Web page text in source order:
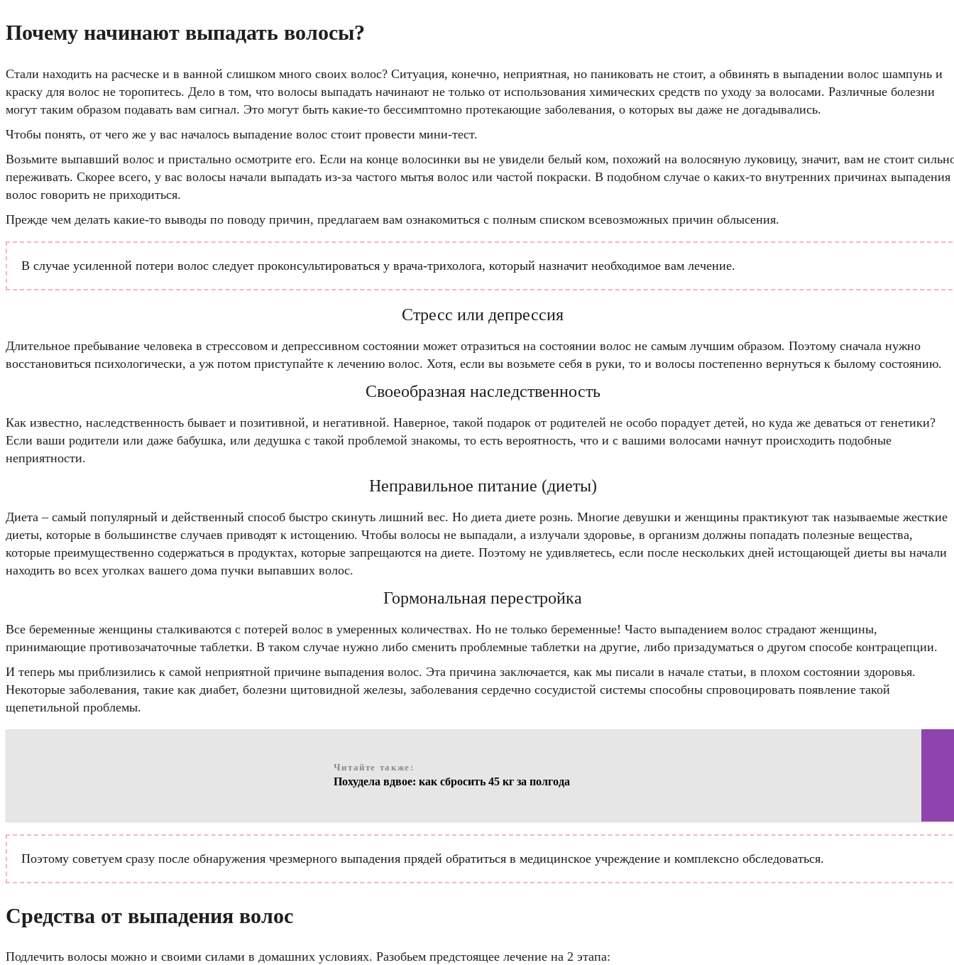
Почему начинают выпадать волосы?
Стали находить на расческе и в ванной слишком много своих волос? Ситуация, конечно, неприятная, но паниковать не стоит, а обвинять в выпадении волос шампунь и
краску для волос не торопитесь. Дело в том, что волосы выпадать начинают не только от использования химических средств по уходу за волосами. Различные болезни
могут таким образом подавать вам сигнал. Это могут быть какие-то бессимптомно протекающие заболевания, о которых вы даже не догадывались.
Чтобы понять, от чего же у вас началось выпадение волос стоит провести мини-тест.
Возьмите выпавший волос и пристально осмотрите его. Если на конце волосинки вы не увидели белый ком, похожий на волосяную луковицу, значит, вам не стоит
переживать. Скорее всего, у вас волосы начали выпадать из-за частого мытья волос или частой покраски. В подобном случае о каких-то внутренних причинах выпадения
волос говорить не приходиться.
Прежде чем делать какие-то выводы по поводу причин, предлагаем вам ознакомиться с полным списком всевозможных причин облысения.
В случае усиленной потери волос следует проконсультироваться у врача-трихолога, который назначит необходимое вам лечение.
Стресс или депрессия
Длительное пребывание человека в стрессовом и депрессивном состоянии может отразиться на состоянии волос не самым лучшим образом. Поэтому сначала нужно
восстановиться психологически, а уж потом приступайте к лечению волос. Хотя, если вы возьмете себя в руки, то и волосы постепенно вернуться к былому состоянию.
Своеобразная наследственность
Как известно, наследственность бывает и позитивной, и негативной. Наверное, такой подарок от родителей не особо порадует детей, но куда же деваться от генетики?
Если ваши родители или даже бабушка, или дедушка с такой проблемой знакомы, то есть вероятность, что и с вашими волосами начнут происходить подобные
неприятности.
Неправильное питание (диеты)
Диета – самый популярный и действенный способ быстро скинуть лишний вес. Но диета диете рознь. Многие девушки и женщины практикуют так называемые жесткие
диеты, которые в большинстве случаев приводят к истощению. Чтобы волосы не выпадали, а излучали здоровье, в организм должны попадать полезные вещества,
которые преимущественно содержаться в продуктах, которые запрещаются на диете. Поэтому не удивляетесь, если после нескольких дней истощающей диеты вы начали
находить во всех уголках вашего дома пучки выпавших волос.
Гормональная перестройка
Все беременные женщины сталкиваются с потерей волос в умеренных количествах. Но не только беременные! Часто выпадением волос страдают женщины,
принимающие противозачаточные таблетки. В таком случае нужно либо сменить проблемные таблетки на другие, либо призадуматься о другом способе контрацепции.
И теперь мы приблизились к самой неприятной причине выпадения волос. Эта причина заключается, как мы писали в начале статьи, в плохом состоянии здоровья.
Некоторые заболевания, такие как диабет, болезни щитовидной железы, заболевания сердечно сосудистой системы способны спровоцировать появление такой
щепетильной проблемы.
Читайте также:
Похудела вдвое: как сбросить 45 кг за полгода
Поэтому советуем сразу после обнаружения чрезмерного выпадения прядей обратиться в медицинское учреждение и комплексно обследоваться.
Средства от выпадения волос
Подлечить волосы можно и своими силами в домашних условиях. Разобьем предстоящее лечение на 2 этапа: